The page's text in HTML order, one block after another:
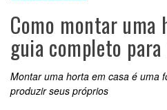
Como montar uma
guia completo
Montar uma horta em casa é uma
produzir seus próprios